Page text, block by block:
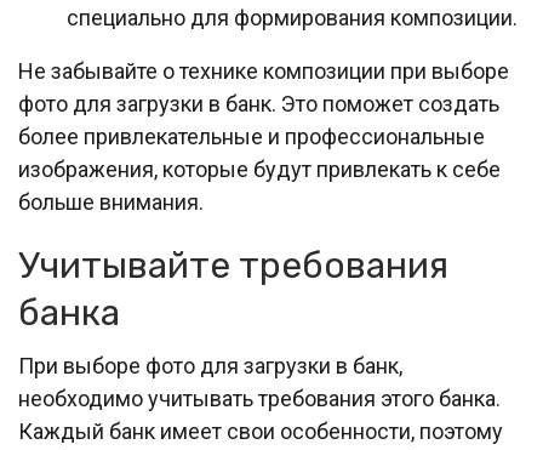
специально для формирования композиции.
Не забывайте о технике композиции при выборе
фото для загрузки в банк. Это поможет создать
более привлекательные и профессиональные
изображения, которые будут привлекать к себе
больше внимания.
Учитывайте требования
банка
При выборе фото для загрузки в банк,
необходимо учитывать требования этого банка.
Каждый банк имеет свои особенности, поэтому